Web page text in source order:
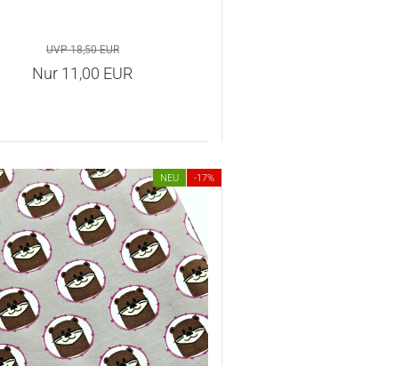
UVP 18,50 EUR
Nur 11,00 EUR
NEU -17%